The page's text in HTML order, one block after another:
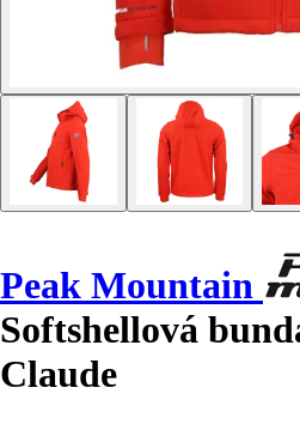
Peak Mountain
Softshellová
Claude